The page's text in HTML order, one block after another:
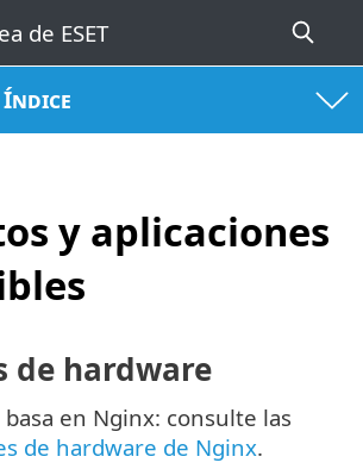
Índice
y aplicaciones
de hardware
basa en Nginx: consulte las
de hardware de Nginx.